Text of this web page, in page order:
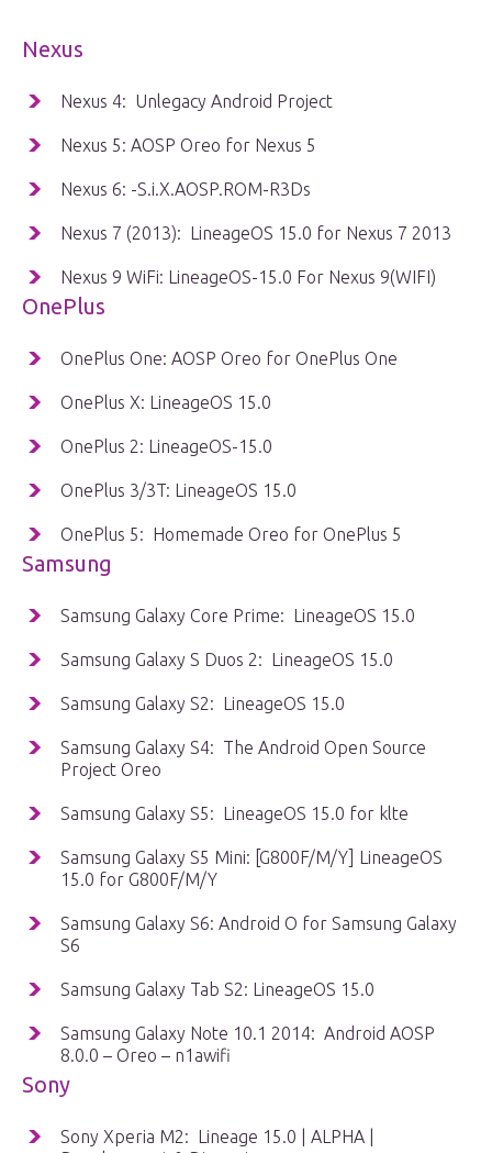
Nexus
Nexus 4: Unlegacy Android Project
Nexus 5: AOSP Oreo for Nexus 5
Nexus 6: -S.i.X.AOSP.ROM-R3Ds
Nexus 7 (2013): LineageOS 15.0 for Nexus 7 2013
Nexus 9 WiFi: LineageOS-15.0 For Nexus 9(WIFI)
OnePlus
OnePlus One: AOSP Oreo for OnePlus One
OnePlus X: LineageOS 15.0
OnePlus 2: LineageOS-15.0
OnePlus 3/3T: LineageOS 15.0
OnePlus 5: Homemade Oreo for OnePlus 5
Samsung
Samsung Galaxy Core Prime: LineageOS 15.0
Samsung Galaxy S Duos 2: LineageOS 15.0
Samsung Galaxy S2: LineageOS 15.0
Samsung Galaxy S4: The Android Open Source
Project Oreo
Samsung Galaxy S5: LineageOS 15.0 for klte
Samsung Galaxy S5 Mini: [G800F/M/Y] LineageOS
15.0 for G800F/M/Y
Samsung Galaxy S6: Android O for Samsung Galaxy
S6
Samsung Galaxy Tab S2: LineageOS 15.0
Samsung Galaxy Note 10.1 2014: Android AOSP
8.0.0 – Oreo – n1awifi
Sony
Sony Xperia M2: Lineage 15.0 | ALPHA |